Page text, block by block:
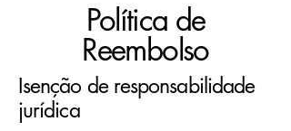
Política de
Reembolso
Isenção de responsabilidade
jurídica